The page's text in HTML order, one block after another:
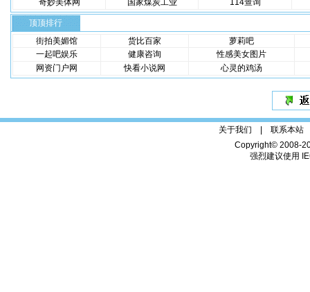
奇妙美体网
国家煤炭工业 114查询
顶顶排行
街拍美媚馆
货比百家
萝莉吧
一起吧娱乐
健康咨询
性感美女图片
网资门户网
快看小说网 心灵的鸡汤
关于我们 | 联系本站
Copyright© 2008-
强烈建议使用